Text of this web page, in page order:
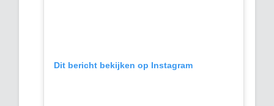
Dit bericht bekijken op Instagram